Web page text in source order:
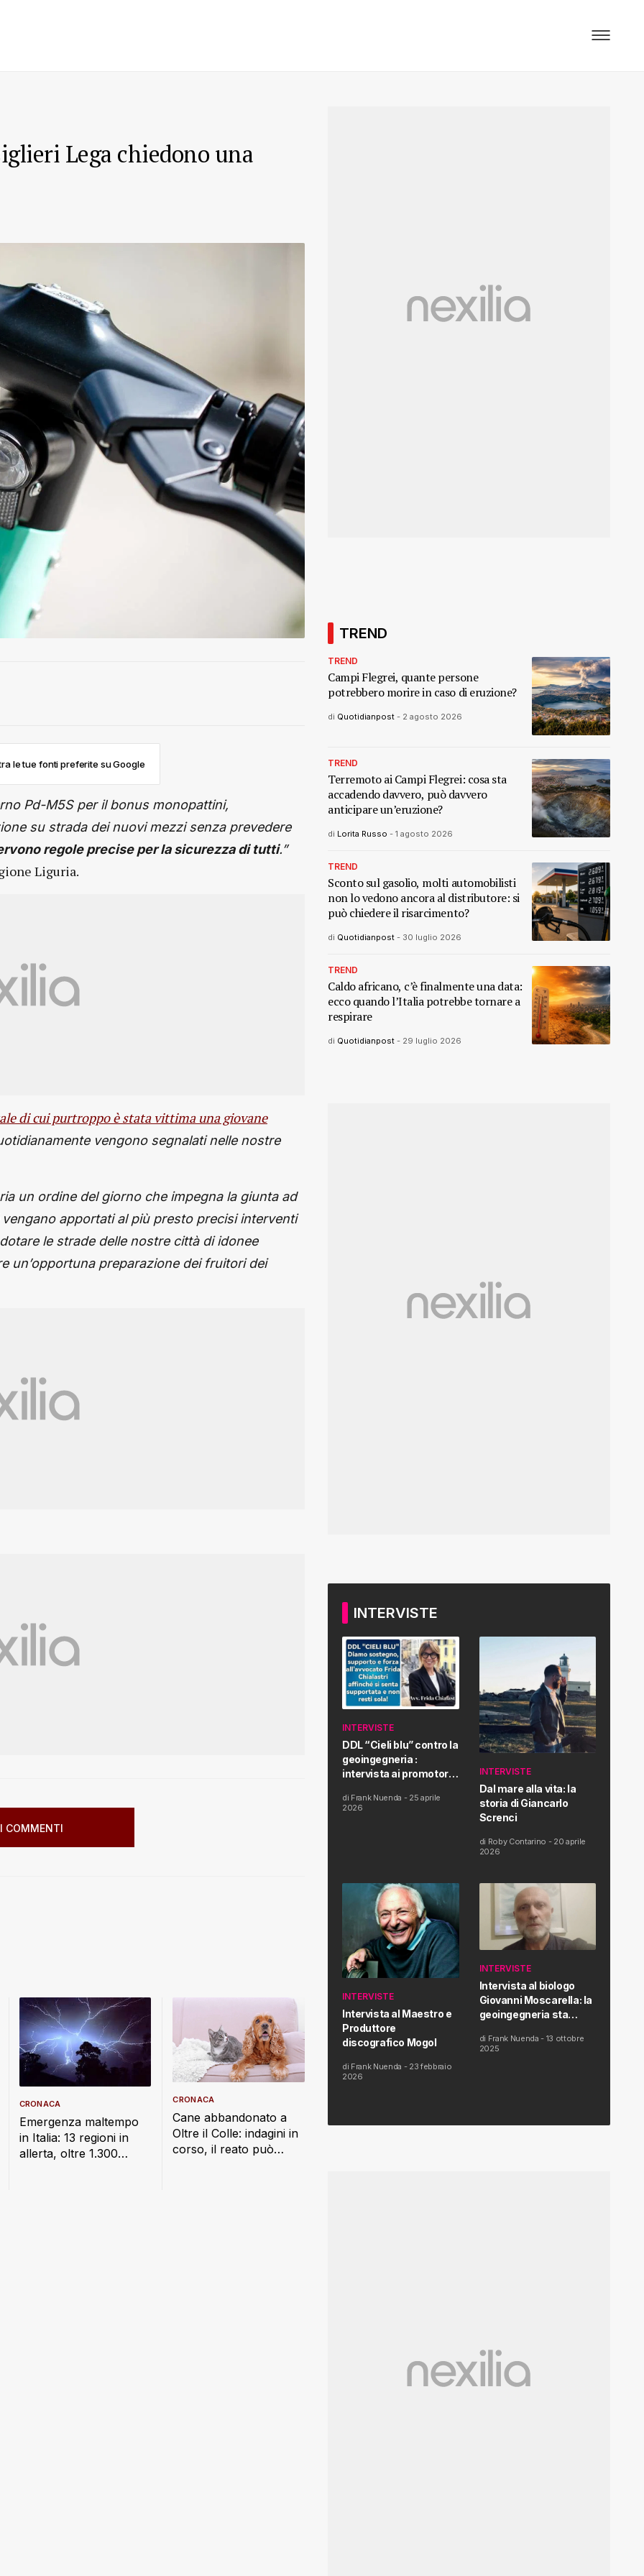
Lega chiedono una
le tue fonti preferite su Google
Pd-M5S per il bonus monopattini,
su strada dei nuovi mezzi senza prevedere
regole precise per la sicurezza di tutti.”
Liguria.
di cui purtroppo è stata vittima una giovane
vengono segnalati nelle nostre
un ordine del giorno che impegna la giunta ad
apportati al più presto precisi interventi
le strade delle nostre città di idonee
un’opportuna preparazione dei fruitori dei
COMMENTI
Emergenza maltempo
in Italia: 13 regioni in
allerta, oltre 1.300
CRONACA
Cane abbandonato a
Oltre il Colle: indagini in
corso, il reato può
CRONACA
TREND
TREND
Campi Flegrei, quante persone
potrebbero morire in caso di eruzione?
di Quotidianpost - 2 agosto 2026
TREND
Terremoto ai Campi Flegrei: cosa sta
accadendo davvero, può davvero
anticipare un’eruzione?
di Lorita Russo - 1 agosto 2026
TREND
Sconto sul gasolio, molti automobilisti
non lo vedono ancora al distributore: si
può chiedere il risarcimento?
di Quotidianpost - 30 luglio 2026
TREND
Caldo africano, c’è finalmente una data:
ecco quando l’Italia potrebbe tornare a
respirare
di Quotidianpost - 29 luglio 2026
INTERVISTE
INTERVISTE
DDL “Cieli blu” contro la
geoingegneria :
intervista ai promotori
Proposta di Legge
di Frank Nuenda - 25 aprile
2026
INTERVISTE
Dal mare alla vita: la
storia di Giancarlo
Screnci
di Roby Contarino - 20 aprile
2026
INTERVISTE
Intervista al Maestro e
Produttore
discografico Mogol
di Frank Nuenda - 23 febbraio
2026
INTERVISTE
Intervista al biologo
Giovanni Moscarella: la
geoingegneria sta
salute dell’uomo
di Frank Nuenda - 13 ottobre
2025